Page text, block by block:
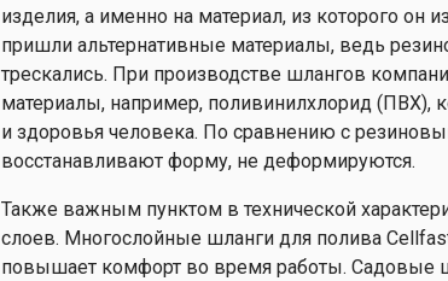
изделия, а именно на материал, из которого
пришли альтернативные материалы, ведь
трескались. При производстве шлангов
материалы, например, поливинилхлорид
и здоровья человека. По сравнению с
восстанавливают форму, не деформируются.
Также важным пунктом в технической
слоев. Многослойные шланги для полива
повышает комфорт во время работы. Садовые